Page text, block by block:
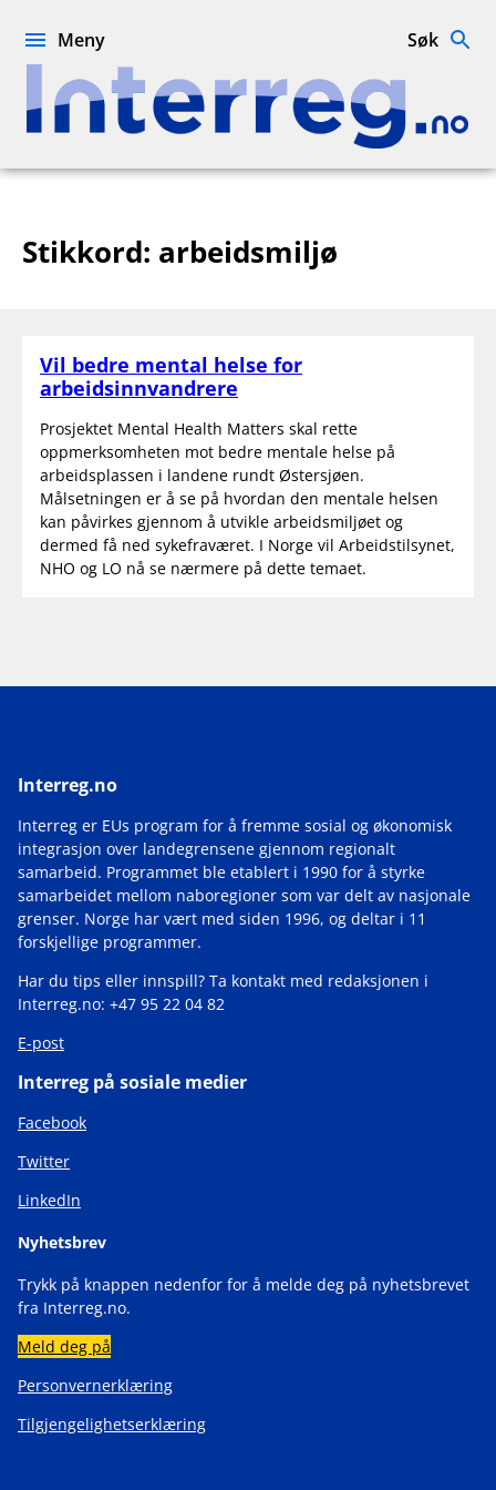
Interreg.no
Meny Søk
Stikkord: arbeidsmiljø
Vil bedre mental helse for
arbeidsinnvandrere
Prosjektet Mental Health Matters skal rette
oppmerksomheten mot bedre mentale helse på
arbeidsplassen i landene rundt Østersjøen.
Målsetningen er å se på hvordan den mentale helsen
kan påvirkes gjennom å utvikle arbeidsmiljøet og
dermed få ned sykefraværet. I Norge vil Arbeidstilsynet,
NHO og LO nå se nærmere på dette temaet.
Interreg.no
Interreg er EUs program for å fremme sosial og økonomisk
integrasjon over landegrensene gjennom regionalt
samarbeid. Programmet ble etablert i 1990 for å styrke
samarbeidet mellom naboregioner som var delt av nasjonale
grenser. Norge har vært med siden 1996, og deltar i 11
forskjellige programmer.
Har du tips eller innspill? Ta kontakt med redaksjonen i
Interreg.no: +47 95 22 04 82
E-post
Interreg på sosiale medier
Facebook
Twitter
LinkedIn
Nyhetsbrev
Trykk på knappen nedenfor for å melde deg på nyhetsbrevet
fra Interreg.no.
Meld deg på
Personvernerklæring
Tilgjengelighetserklæring